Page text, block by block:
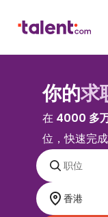
你的求
在4000 多
位，快速完成